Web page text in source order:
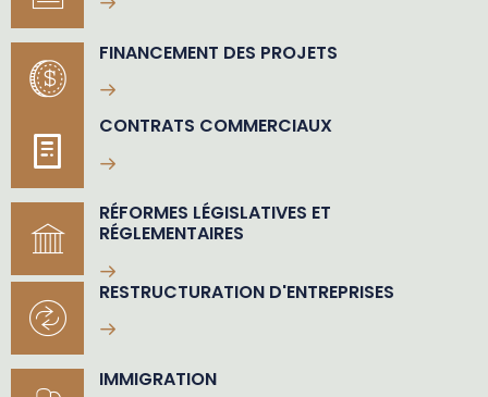
FINANCEMENT DES PROJETS
CONTRATS COMMERCIAUX
RÉFORMES LÉGISLATIVES ET
RÉGLEMENTAIRES
RESTRUCTURATION D'ENTREPRISES
IMMIGRATION